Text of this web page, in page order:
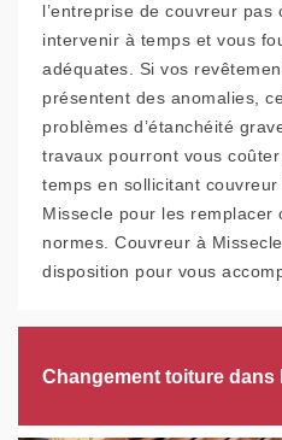
l’entreprise de couvreur pas
intervenir à temps et vous
adéquates. Si vos
présentent des anomalies,
problèmes d’étanchéité
travaux pourront vous
temps en sollicitant couvreur
Missecle pour les remplacer
normes. Couvreur à
disposition pour vous
Changement toiture dans